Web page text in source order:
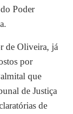
Poder
de Oliveira, já
por
que
de Justiça
de